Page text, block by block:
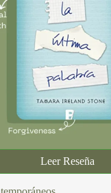
Leer Reseña